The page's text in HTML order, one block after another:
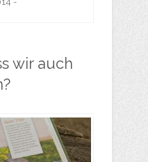
wir auch